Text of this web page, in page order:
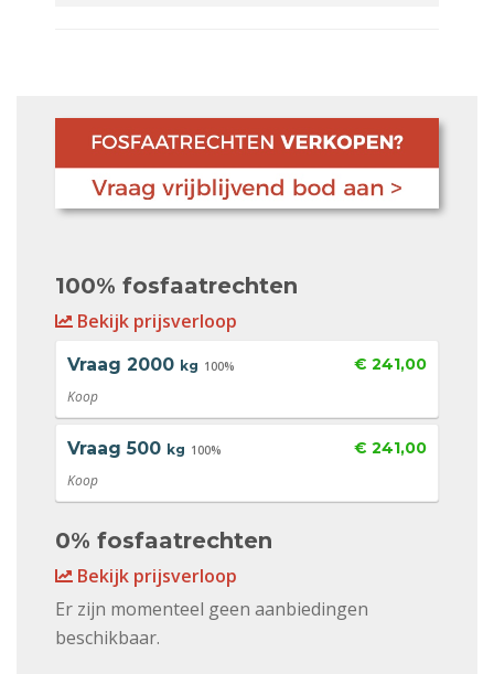
100% fosfaatrechten
Bekijk prijsverloop
Vraag 2000 kg 100% € 241,00
Koop
Vraag 500 kg 100% € 241,00
Koop
0% fosfaatrechten
Bekijk prijsverloop
Er zijn momenteel geen aanbiedingen
beschikbaar.